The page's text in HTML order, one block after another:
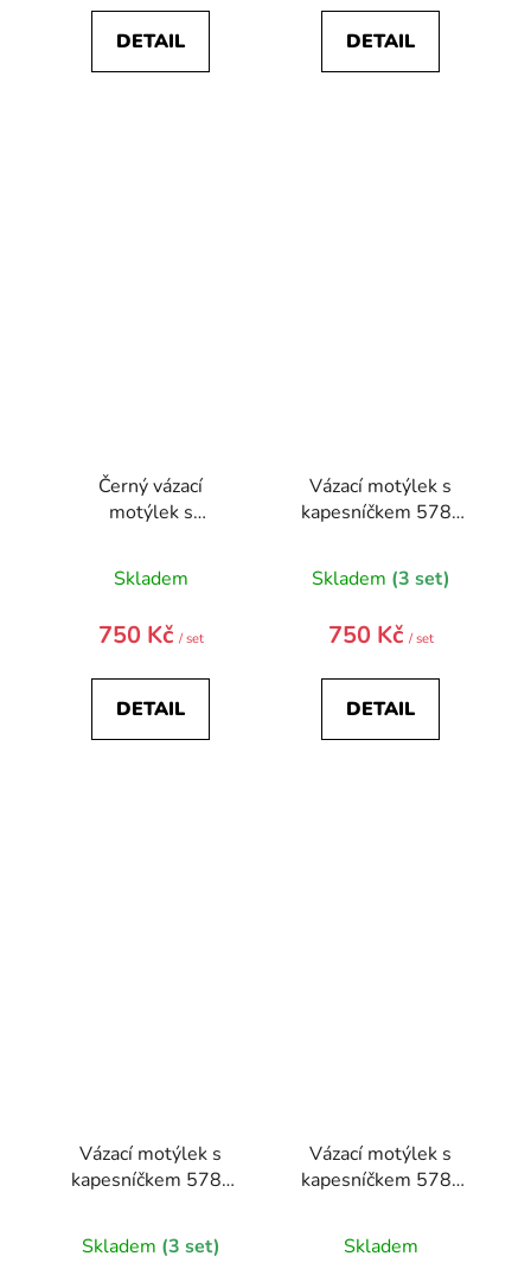
DETAIL DETAIL
Černý vázací
motýlek s
Skladem
750 Kč / set
DETAIL
Vázací motýlek s
kapesníčkem 578-
Skladem (3 set)
750 Kč / set
DETAIL
Vázací motýlek s
kapesníčkem 578-
Skladem (3 set)
Vázací motýlek s
kapesníčkem 578-
Skladem